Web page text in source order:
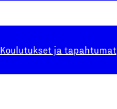
Koulutukset ja tapahtumat